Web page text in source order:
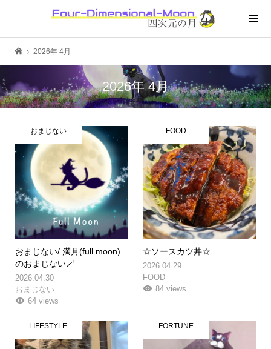
2026年 4月
2026年 4月
おまじない
おまじない/ 満月(full moon)
のおまじない🪄
2026.04.30
おまじない
64 views
FOOD
☆ソースカツ丼☆
2026.04.29
FOOD
84 views
LIFESTYLE FORTUNE